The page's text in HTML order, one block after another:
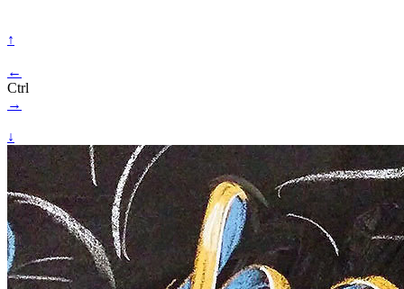
↑
←
Ctrl
→
↓